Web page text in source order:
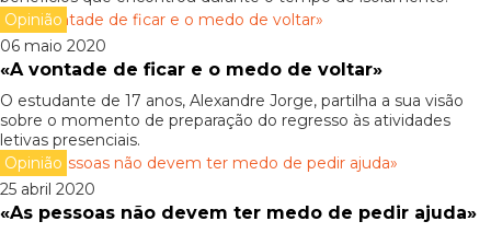
Opinião
06 maio 2020
«A vontade de ficar e o medo de voltar»
O estudante de 17 anos, Alexandre Jorge, partilha a sua visão
sobre o momento de preparação do regresso às atividades
letivas presenciais.
Opinião
25 abril 2020
«As pessoas não devem ter medo de pedir ajuda»